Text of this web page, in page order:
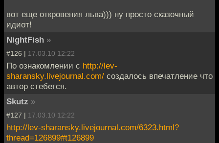
вот еще откровения льва))) ну просто сказочный
идиот!
NightFish »
#126 | 17.03.10 12:22
По ознакомлении с http://lev-
sharansky.livejournal.com/ создалось впечатление что
автор стебется.
Skutz »
#127 | 17.03.10 12:22
http://lev-sharansky.livejournal.com/6323.html?
thread=126899#t126899